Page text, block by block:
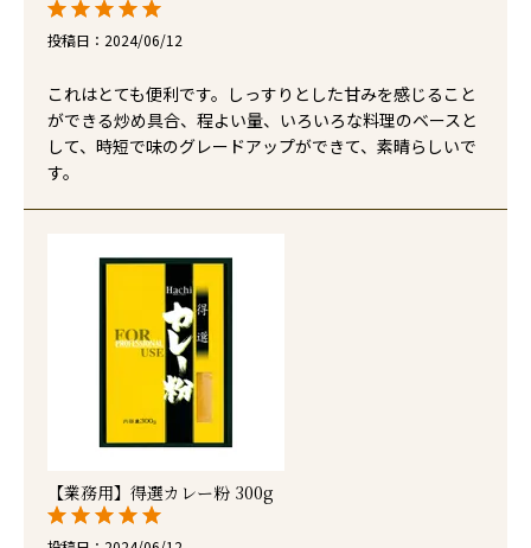
投稿日 2024/06/12
これはとても便利です。しっすりとした甘みを感じること
ができる炒め具合、程よい量、いろいろな料理のベースと
して、時短で味のグレードアップができて、素晴らしいで
す。
【業務用】得選カレー粉 300g